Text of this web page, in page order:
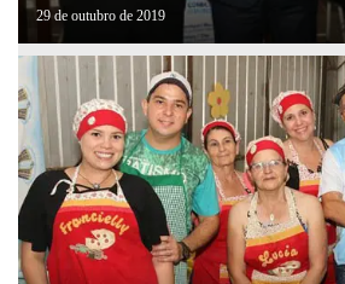
29 de outubro de 2019